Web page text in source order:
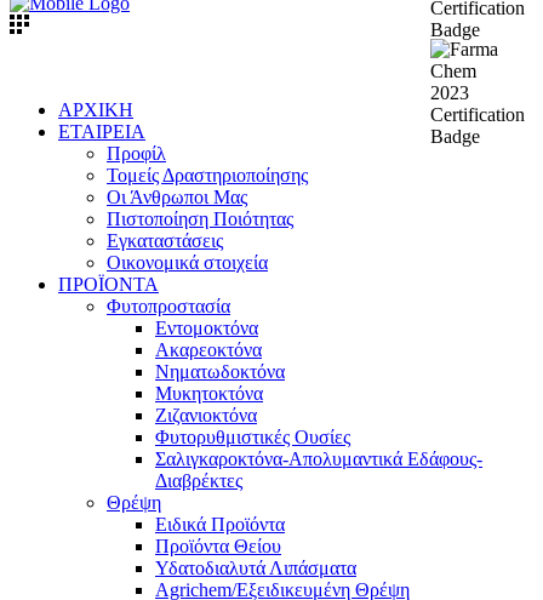
ΑΡΧΙΚΗ
ΕΤΑΙΡΕΙΑ
Προφίλ
Τομείς Δραστηριοποίησης
Οι Άνθρωποι Μας
Πιστοποίηση Ποιότητας
Εγκαταστάσεις
Οικονομικά στοιχεία
ΠΡΟΪΟΝΤΑ
Φυτοπροστασία
Εντομοκτόνα
Ακαρεοκτόνα
Νηματωδοκτόνα
Μυκητοκτόνα
Ζιζανιοκτόνα
Φυτορυθμιστικές Ουσίες
Σαλιγκαροκτόνα-Απολυμαντικά Εδάφους-
Διαβρέκτες
Θρέψη
Ειδικά Προϊόντα
Προϊόντα Θείου
Υδατοδιαλυτά Λιπάσματα
Agrichem/Εξειδικευμένη Θρέψη